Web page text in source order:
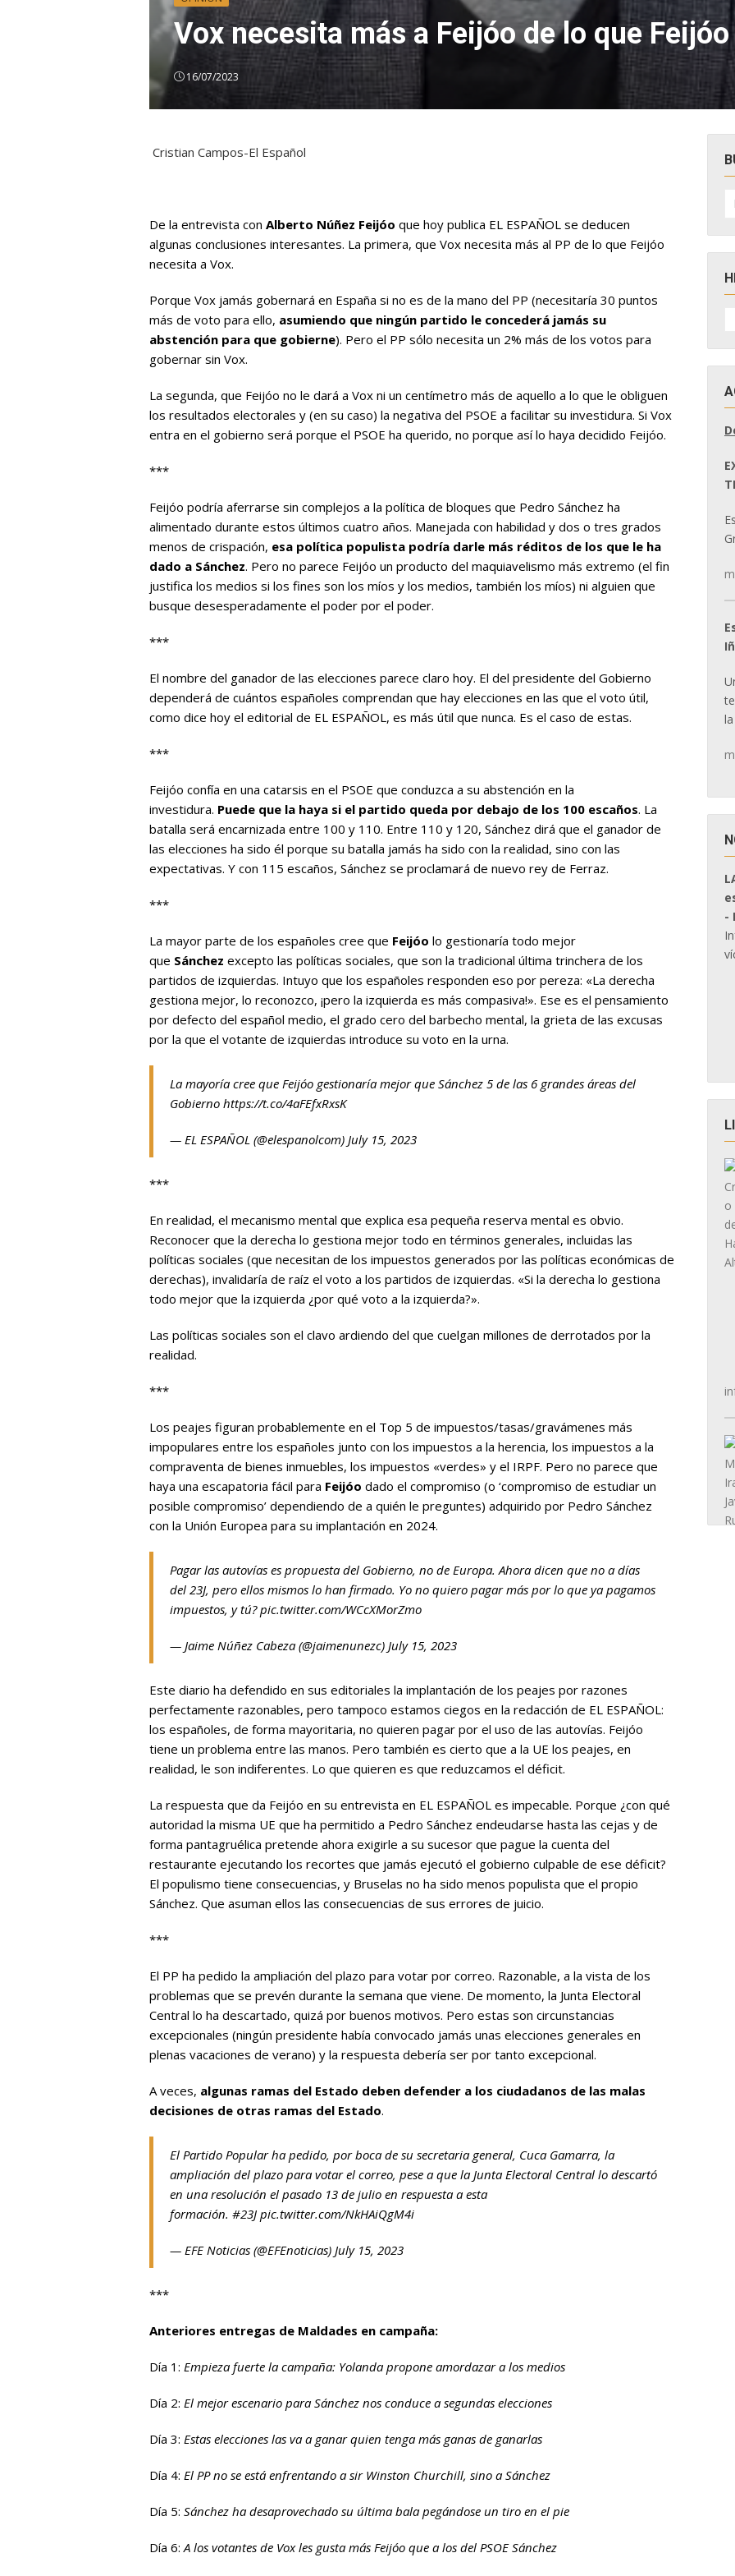
Vox necesita más a Feijóo de lo que
16/07/2023
Cristian Campos-El Español
De la entrevista con Alberto Núñez Feijóo que hoy publica EL ESPAÑOL se deducen
algunas conclusiones interesantes. La primera, que Vox necesita más al PP de lo que Feijóo
necesita a Vox.
Porque Vox jamás gobernará en España si no es de la mano del PP (necesitaría 30 puntos
más de voto para ello, asumiendo que ningún partido le concederá jamás su
abstención para que gobierne). Pero el PP sólo necesita un 2% más de los votos para
gobernar sin Vox.
La segunda, que Feijóo no le dará a Vox ni un centímetro más de aquello a lo que le obliguen
los resultados electorales y (en su caso) la negativa del PSOE a facilitar su investidura. Si Vox
entra en el gobierno será porque el PSOE ha querido, no porque así lo haya decidido Feijóo.
***
Feijóo podría aferrarse sin complejos a la política de bloques que Pedro Sánchez ha
alimentado durante estos últimos cuatro años. Manejada con habilidad y dos o tres grados
menos de crispación, esa política populista podría darle más réditos de los que le ha
dado a Sánchez. Pero no parece Feijóo un producto del maquiavelismo más extremo (el fin
justifica los medios si los fines son los míos y los medios, también los míos) ni alguien que
busque desesperadamente el poder por el poder.
***
El nombre del ganador de las elecciones parece claro hoy. El del presidente del Gobierno
dependerá de cuántos españoles comprendan que hay elecciones en las que el voto útil,
como dice hoy el editorial de EL ESPAÑOL, es más útil que nunca. Es el caso de estas.
***
Feijóo confía en una catarsis en el PSOE que conduzca a su abstención en la
investidura. Puede que la haya si el partido queda por debajo de los 100 escaños. La
batalla será encarnizada entre 100 y 110. Entre 110 y 120, Sánchez dirá que el ganador de
las elecciones ha sido él porque su batalla jamás ha sido con la realidad, sino con las
expectativas. Y con 115 escaños, Sánchez se proclamará de nuevo rey de Ferraz.
***
La mayor parte de los españoles cree que Feijóo lo gestionaría todo mejor
que Sánchez excepto las políticas sociales, que son la tradicional última trinchera de los
partidos de izquierdas. Intuyo que los españoles responden eso por pereza: «La derecha
gestiona mejor, lo reconozco, ¡pero la izquierda es más compasiva!». Ese es el pensamiento
por defecto del español medio, el grado cero del barbecho mental, la grieta de las excusas
por la que el votante de izquierdas introduce su voto en la urna.
La mayoría cree que Feijóo gestionaría mejor que Sánchez 5 de las 6 grandes áreas del
Gobierno https://t.co/4aFEfxRxsK
— EL ESPAÑOL (@elespanolcom) July 15, 2023
***
En realidad, el mecanismo mental que explica esa pequeña reserva mental es obvio.
Reconocer que la derecha lo gestiona mejor todo en términos generales, incluidas las
políticas sociales (que necesitan de los impuestos generados por las políticas económicas de
derechas), invalidaría de raíz el voto a los partidos de izquierdas. «Si la derecha lo gestiona
todo mejor que la izquierda ¿por qué voto a la izquierda?».
Las políticas sociales son el clavo ardiendo del que cuelgan millones de derrotados por la
realidad.
***
Los peajes figuran probablemente en el Top 5 de impuestos/tasas/gravámenes más
impopulares entre los españoles junto con los impuestos a la herencia, los impuestos a la
compraventa de bienes inmuebles, los impuestos «verdes» y el IRPF. Pero no parece que
haya una escapatoria fácil para Feijóo dado el compromiso (o ‘compromiso de estudiar un
posible compromiso’ dependiendo de a quién le preguntes) adquirido por Pedro Sánchez
con la Unión Europea para su implantación en 2024.
Pagar las autovías es propuesta del Gobierno, no de Europa. Ahora dicen que no a días
del 23J, pero ellos mismos lo han firmado. Yo no quiero pagar más por lo que ya pagamos
impuestos, y tú?pic.twitter.com/WCcXMorZmo
— Jaime Núñez Cabeza (@jaimenunezc) July 15, 2023
Este diario ha defendido en sus editoriales la implantación de los peajes por razones
perfectamente razonables, pero tampoco estamos ciegos en la redacción de EL ESPAÑOL:
los españoles, de forma mayoritaria, no quieren pagar por el uso de las autovías. Feijóo
tiene un problema entre las manos. Pero también es cierto que a la UE los peajes, en
realidad, le son indiferentes. Lo que quieren es que reduzcamos el déficit.
La respuesta que da Feijóo en su entrevista en EL ESPAÑOL es impecable. Porque ¿con qué
autoridad la misma UE que ha permitido a Pedro Sánchez endeudarse hasta las cejas y de
forma pantagruélica pretende ahora exigirle a su sucesor que pague la cuenta del
restaurante ejecutando los recortes que jamás ejecutó el gobierno culpable de ese déficit?
El populismo tiene consecuencias, y Bruselas no ha sido menos populista que el propio
Sánchez. Que asuman ellos las consecuencias de sus errores de juicio.
***
El PP ha pedido la ampliación del plazo para votar por correo. Razonable, a la vista de los
problemas que se prevén durante la semana que viene. De momento, la Junta Electoral
Central lo ha descartado, quizá por buenos motivos. Pero estas son circunstancias
excepcionales (ningún presidente había convocado jamás unas elecciones generales en
plenas vacaciones de verano) y la respuesta debería ser por tanto excepcional.
A veces, algunas ramas del Estado deben defender a los ciudadanos de las malas
decisiones de otras ramas del Estado.
El Partido Popular ha pedido, por boca de su secretaria general, Cuca Gamarra, la
ampliación del plazo para votar el correo, pese a que la Junta Electoral Central lo descartó
en una resolución el pasado 13 de julio en respuesta a esta
formación. #23J pic.twitter.com/NkHAiQgM4i
— EFE Noticias (@EFEnoticias) July 15, 2023
***
Anteriores entregas de Maldades en campaña:
Día 1: Empieza fuerte la campaña: Yolanda propone amordazar a los medios
Día 2: El mejor escenario para Sánchez nos conduce a segundas elecciones
Día 3: Estas elecciones las va a ganar quien tenga más ganas de ganarlas
Día 4: El PP no se está enfrentando a sir Winston Churchill, sino a Sánchez
Día 5: Sánchez ha desaprovechado su última bala pegándose un tiro en el pie
Día 6:A los votantes de Vox les gusta más Feijóo que a los del PSOE Sánchez
-